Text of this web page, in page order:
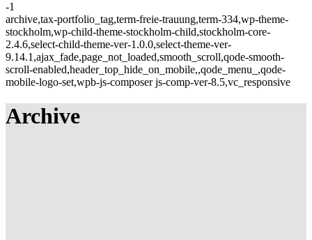
-1
archive,tax-portfolio_tag,term-freie-trauung,term-334,wp-theme-
stockholm,wp-child-theme-stockholm-child,stockholm-core-
2.4.6,select-child-theme-ver-1.0.0,select-theme-ver-
9.14.1,ajax_fade,page_not_loaded,smooth_scroll,qode-smooth-
scroll-enabled,header_top_hide_on_mobile,,qode_menu_,qode-
mobile-logo-set,wpb-js-composer js-comp-ver-8.5,vc_responsive
Archive